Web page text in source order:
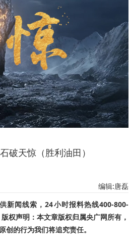
破天惊（胜利油田）
编辑:唐磊
新闻线索，24小时报料热线400-800-
权声明：本文章版权归属央广网所有，
的行为我们将追究责任。